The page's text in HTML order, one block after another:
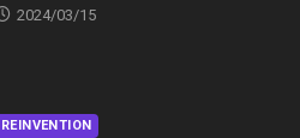
2024/03/15
REINVENTION